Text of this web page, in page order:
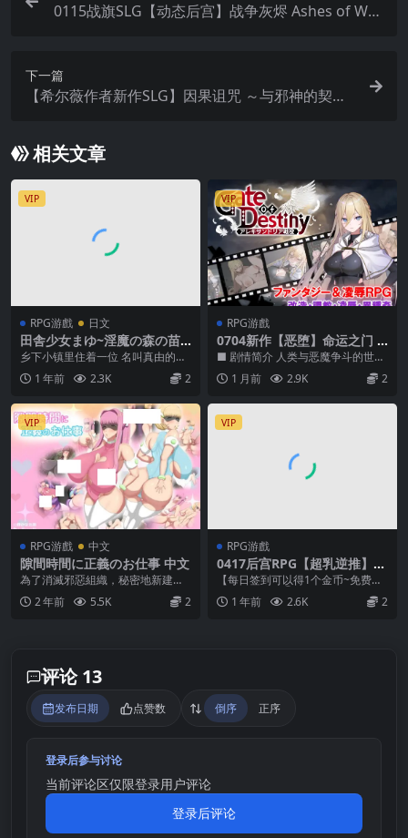
0115战旗SLG【动态后宫】战争灰烬 Ashes of War
下一篇
【希尔薇作者新作SLG】因果诅咒 ～与邪神的契约
相关文章
VIP
RPG游戲 日文
田舎少女まゆ~淫魔の森の苗
床~ (Ver25.07.01)
乡下小镇里住着一位 名叫真由的女
孩。 她对乡村的日常生活感到厌
倦。 无所事事，日...
1 年前 2.3K 2
VIP
RPG游戲
0704新作【恶堕】命运之门 ~
亚历山大战役 Gate of Destin
【AI加载汉化】
■ 剧情简介 人类与恶魔争斗的世界
——人间界。 位于东方的亚历山大
王国，正面临被...
1 月前 2.9K 2
VIP
RPG游戲 中文
隙間時間に正義のお仕事 中文
為了消滅邪惡組織，秘密地新建了
一個名為『解放者』的正義組織。
剛被這個組織招募不...
2 年前 5.5K 2
VIP
RPG游戲
0417后宫RPG【超乳逆推】不
要因为我是魔王的儿子就他妈
的推倒我~ボクが魔王の息子
だからってパイズリで退治し
【每日签到可以得1个金币~免费兑
换1个游戏】 ①把后缀名为.zip1改
为zip和...
1 年前 2.6K 2
评论 13
发布日期 点赞数 倒序 正序
登录后参与讨论
当前评论区仅限登录用户评论
登录后评论